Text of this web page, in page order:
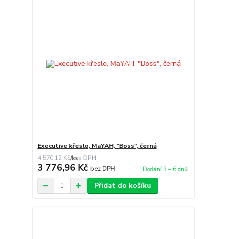
Executive křeslo, MaYAH, "Boss", černá
4 570,12 Kč/ks
3 776,96 Kč bez DPH Dodání 3 – 6 dnů
Přidat do košíku